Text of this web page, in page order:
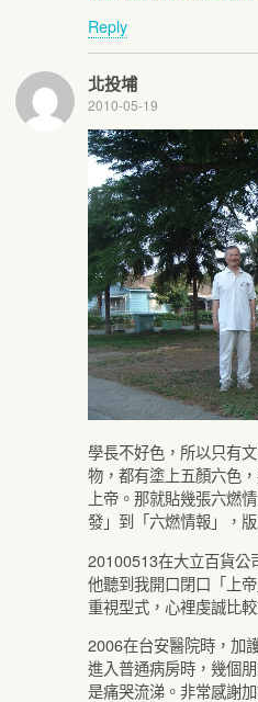
Reply
北投埔
2010-05-19
學長不好色，所以只有
物，都有塗上五顏六色
上帝。那就貼幾張六燃
發」到「六燃情報」，
20100513在大立百貨公
他聽到我開口閉口「上
重視型式，心裡虔誠比
2006在台安醫院時，加
進入普通病房時，幾個
是痛哭流涕。非常感謝